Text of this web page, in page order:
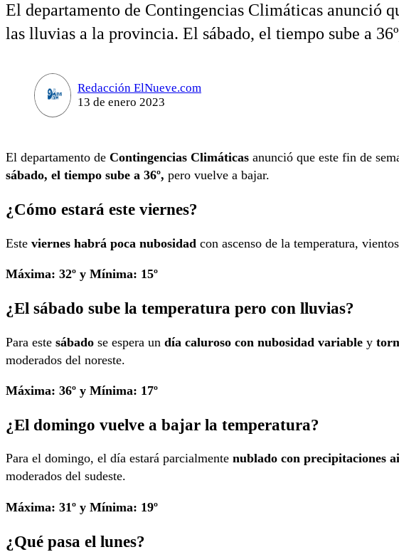
El departamento de Contingencias Climáticas anunció
las lluvias a la provincia. El sábado, el tiempo sube a
Redacción ElNueve.com
13 de enero 2023
El departamento de Contingencias Climáticas anunció que este fin de
sábado, el tiempo sube a 36º, pero vuelve a bajar.
¿Cómo estará este viernes?
Este viernes habrá poca nubosidad con ascenso de la temperatura,
Máxima: 32º y Mínima: 15º
¿El sábado sube la temperatura pero con lluvias?
Para este sábado se espera un día caluroso con nubosidad variable y
moderados del noreste.
Máxima: 36º y Mínima: 17º
¿El domingo vuelve a bajar la temperatura?
Para el domingo, el día estará parcialmente nublado con precipitaciones
moderados del sudeste.
Máxima: 31º y Mínima: 19º
¿Qué pasa el lunes?